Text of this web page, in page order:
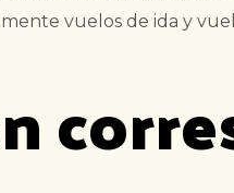
vuelos de ida y